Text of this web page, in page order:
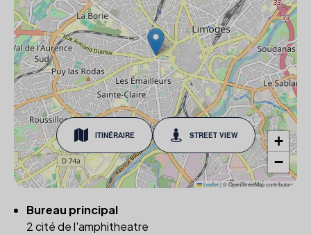
ITINÉRAIRE STREET VIEW
+
−
Leaflet|© OpenStreetMap contributors
Bureau principal
2 cité de l'amphitheatre